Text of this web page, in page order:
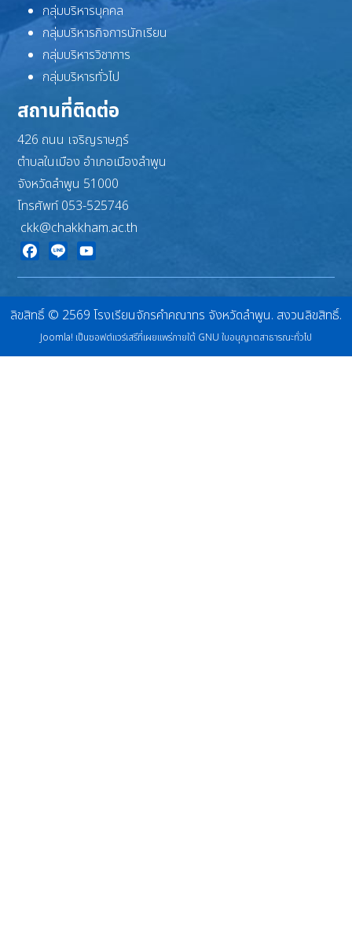
กลุ่มบริหารบุคคล
กลุ่มบริหารกิจการนักเรียน
กลุ่มบริหารวิชาการ
กลุ่มบริหารทั่วไป
สถานที่ติดต่อ
426 ถนน เจริญราษฎร์
ตำบลในเมือง อำเภอเมืองลำพูน
จังหวัดลำพูน 51000
โทรศัพท์ 053-525746
ckk@chakkham.ac.th
ลิขสิทธิ์ © 2569 โรงเรียนจักรคำคณาทร จังหวัดลำพูน. สงวนลิขสิทธิ์.
Joomla! เป็นซอฟต์แวร์เสรีที่เผยแพร่ภายใต้ GNU ใบอนุญาตสาธารณะทั่วไป